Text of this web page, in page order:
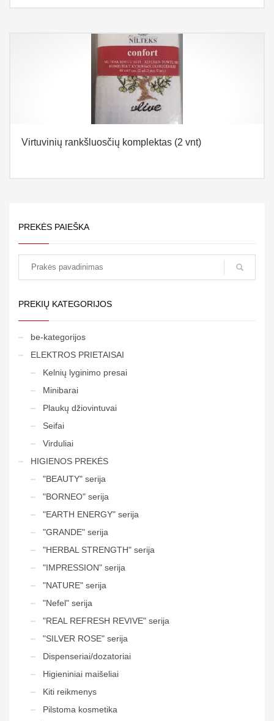
Virtuvinių rankšluosčių komplektas (2 vnt)
PREKĖS PAIEŠKA
PREKIŲ KATEGORIJOS
be-kategorijos
ELEKTROS PRIETAISAI
Kelnių lyginimo presai
Minibarai
Plaukų džiovintuvai
Seifai
Virduliai
HIGIENOS PREKĖS
"BEAUTY" serija
"BORNEO" serija
"EARTH ENERGY" serija
"GRANDE" serija
"HERBAL STRENGTH" serija
"IMPRESSION" serija
"NATURE" serija
"Nefel" serija
"REAL REFRESH REVIVE" serija
"SILVER ROSE" serija
Dispenseriai/dozatoriai
Higieniniai maišeliai
Kiti reikmenys
Pilstoma kosmetika